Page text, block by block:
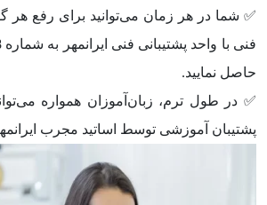
✅ شما در هر زمان می‌توانید برای رفع هر
حاصل نمایید.
✅ در طول ترم، زبان‌آموزان همواره
پشتیبان آموزشی توسط اساتید مجرب